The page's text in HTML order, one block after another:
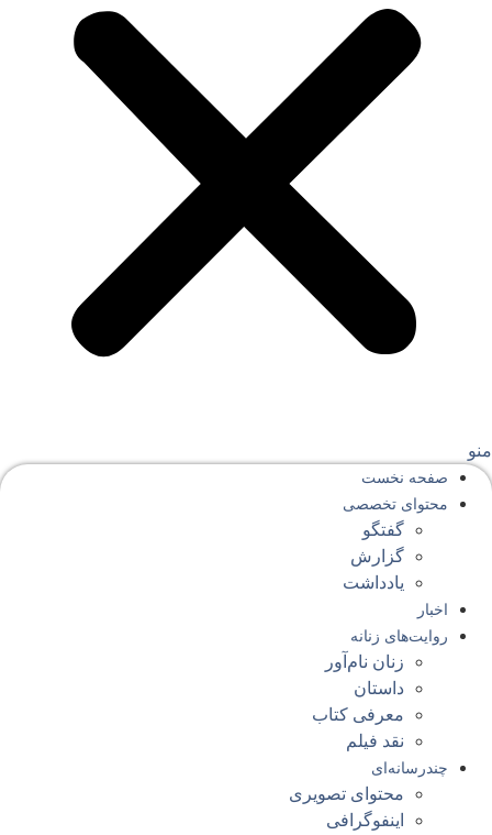
صفحه‌ نخست
محتوای‌ تخصصی
گفتگو
گزارش
یادداشت
اخبار
روایت‌های زنانه
زنان نام‌آور
داستان
معرفی کتاب
نقد فیلم
چندرسانه‌ای
محتوای تصویری
اینفوگرافی